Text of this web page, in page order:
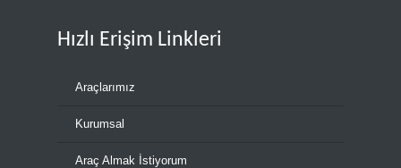
Hızlı Erişim Linkleri
Araçlarımız
Kurumsal
Araç Almak İstiyorum